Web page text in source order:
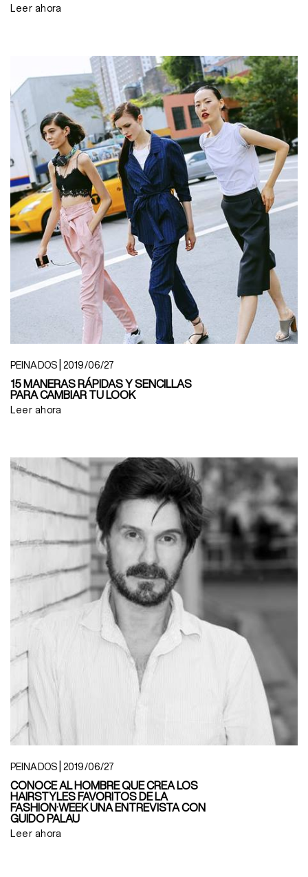
Leer ahora
PEINADOS| 2019/06/27
15 MANERAS RÁPIDAS Y SENCILLAS
PARA CAMBIAR TU LOOK
Leer ahora
PEINADOS| 2019/06/27
CONOCE AL HOMBRE QUE CREA LOS
HAIRSTYLES FAVORITOS DE LA ​
FASHION·​WEEK UNA ENTREVISTA CON
GUIDO PALAU
Leer ahora